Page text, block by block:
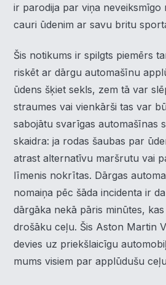
ir parodija par viņa
cauri ūdenim ar savu britu
Šis notikums ir spilgts piemērs
riskēt ar dārgu automašīnu
ūdens šķiet sekls, zem tā var
straumes vai vienkārši tas var
sabojātu svarīgas automašīnas
skaidra: ja rodas šaubas par
atrast alternatīvu maršrutu vai
līmenis nokrītas. Dārgas
nomaiņa pēc šāda incidenta ir
dārgāka nekā pāris minūtes,
drošāku ceļu. Šis Aston Martin
devies uz priekšlaicīgu
mums visiem par applūdušu
Piekrišanas preferences
Mēs izmantojam sīkdatnes, lai
pārvietoties un veikt noteiktas
piekrišanas kategorijā atradīsiet
Nepieciešamās